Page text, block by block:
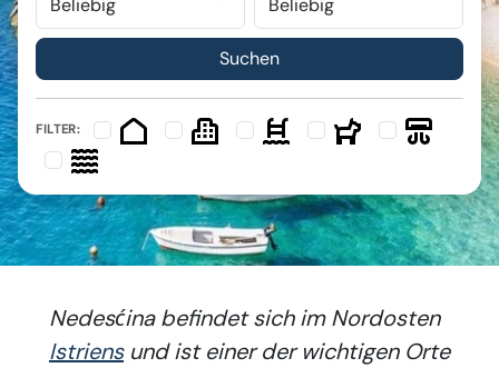
FILTER:
Nedesćina befindet sich im Nordosten
Istriensund ist einer der wichtigen Orte